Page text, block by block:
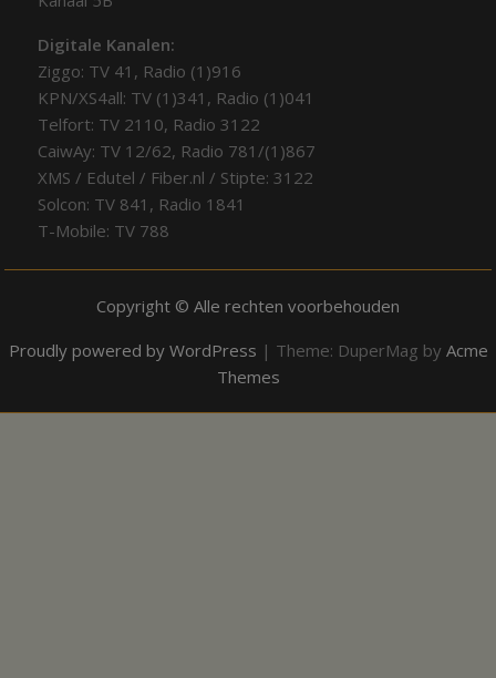
Digitale Kanalen:
Ziggo: TV 41, Radio (1)916
KPN/XS4all: TV (1)341, Radio (1)041
Telfort: TV 2110, Radio 3122
CaiwAy: TV 12/62, Radio 781/(1)867
XMS / Edutel / Fiber.nl / Stipte: 3122
Solcon: TV 841, Radio 1841
T-Mobile: TV 788
Copyright © Alle rechten voorbehouden
Proudly powered by WordPress | Theme: DuperMag by Acme
Themes